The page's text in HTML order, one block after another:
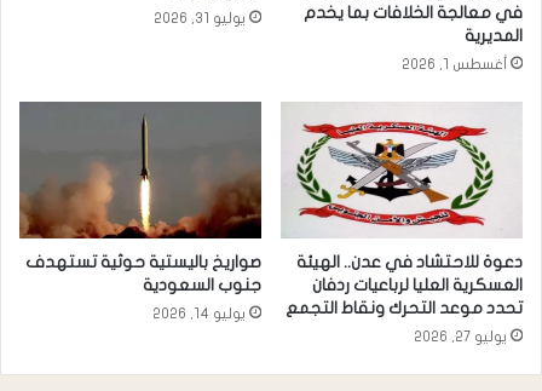
في معالجة الخلافات بما يخدم
المديرية
أغسطس 1, 2026
يوليو 31, 2026
دعوة للاحتشاد في عدن.. الهيئة
العسكرية العليا لرباعيات ردفان
تحدد موعد التحرك ونقاط التجمع
يوليو 27, 2026
صواريخ باليستية حوثية تستهدف
جنوب السعودية
يوليو 14, 2026